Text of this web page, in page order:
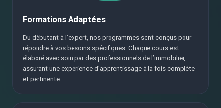
Formations Adaptées
Du débutant à l’expert, nos programmes sont conçus pour
répondre à vos besoins spécifiques. Chaque cours est
élaboré avec soin par des professionnels de l’immobilier,
assurant une expérience d’apprentissage à la fois complète
et pertinente.